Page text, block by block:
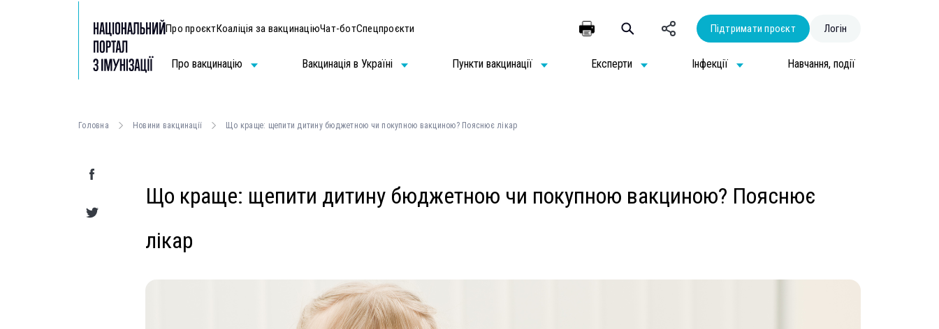
Про проєктКоаліція за вакцинаціюЧат-ботСпецпроєкти Підтримати проєкт Логін
Про вакцинацію Вакцинація в Україні Пункти вакцинації Експерти Інфекції Навчання, події
Головна Новини вакцинації Що краще: щепити дитину бюджетною чи покупною вакциною? Пояснює лікар
Що краще: щепити дитину бюджетною чи покупною вакциною? Пояснює
лікар